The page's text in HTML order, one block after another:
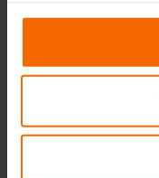
gesammelt haben.
sayesinde daha